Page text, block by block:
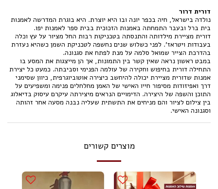
דורית דרור
נולדה בישראל, חיה בכפר יונה ובו היא יוצרת. היא בוגרת המדרשה לאמנות
בית ברל ובעבר התמחתה באמנות הזכוכית בבית ספר לאמנות יפו.
דורית מציירת מילדותה והתנסתה בטכניקות רבות החל מציור על עץ וכלה
בעבודות ויטראז'. לפני כשלוש שנים נחשפה לטכניקת השמן כשהיא נעזרת
בהדרכת הצייר שמואל סלמה על מנת לפתח את סגנונה.
במבט ראשון נראה שאין קשר בין התמונות, אך הן מייצגות את המסע בו
התחילה דורית בחיפוש וחקירה של עולמה הפנימי וסביבתה. כמעט כל יצירת
אמנות שדורית מציירת יכולה להיחשב כיצירה אוטוביוגרפית, כיוון שסימני
דרך ואפיזודות מסיפור חייו האישי של האמן מחלחלים פנימה ומשפיעים על
התוכן והשפה של היצירה. הדימויים הנראים מיצירתה עיקרם עיסוק בדיאלוג
בין צילום לציור והם מניחים את התשתית שעליה נבנה מסעה אחר זהותה
וסגנונה האישי.
מוצרים קשורים